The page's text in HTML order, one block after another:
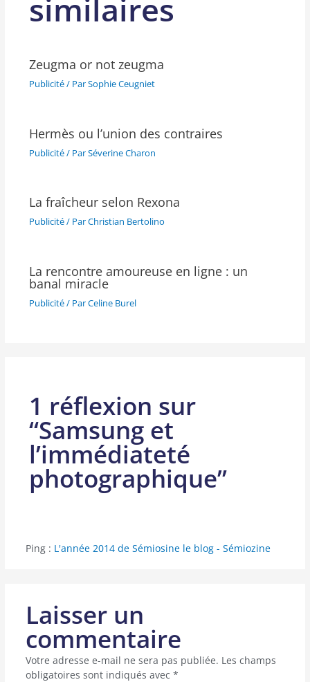
similaires
Zeugma or not zeugma
Publicité/ ParSophie Ceugniet
Hermès ou l’union des contraires
Publicité/ ParSéverine Charon
La fraîcheur selon Rexona
Publicité/ ParChristian Bertolino
La rencontre amoureuse en ligne : un
banal miracle
Publicité/ ParCeline Burel
1 réflexion sur
“Samsung et
l’immédiateté
photographique”
Ping : L'année 2014 de Sémiosine le blog - Sémiozine
Laisser un
commentaire
Votre adresse e-mail ne sera pas publiée. Les champs
obligatoires sont indiqués avec *